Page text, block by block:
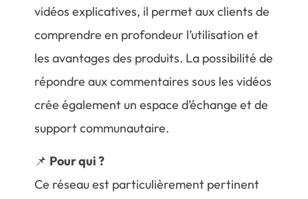
vidéos explicatives, il permet aux clients de
comprendre en profondeur l’utilisation et
les avantages des produits. La possibilité de
répondre aux commentaires sous les vidéos
crée également un espace d’échange et de
support communautaire.
📌 Pour qui ?
Ce réseau est particulièrement pertinent